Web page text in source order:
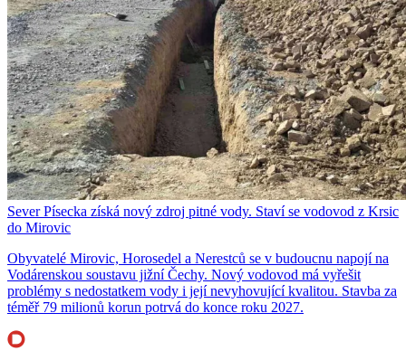
Sever Písecka získá nový zdroj pitné vody. Staví se vodovod z Krsic
do Mirovic
Obyvatelé Mirovic, Horosedel a Nerestců se v budoucnu napojí na
Vodárenskou soustavu jižní Čechy. Nový vodovod má vyřešit
problémy s nedostatkem vody i její nevyhovující kvalitou. Stavba za
téměř 79 milionů korun potrvá do konce roku 2027.